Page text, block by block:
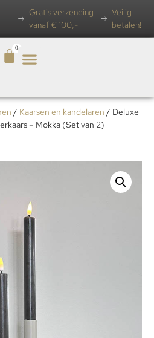
Gratis verzending
vanaf € 100,-
Veilig
betalen!
0
/ Kaarsen en kandelaren / Deluxe
– Mokka (Set van 2)